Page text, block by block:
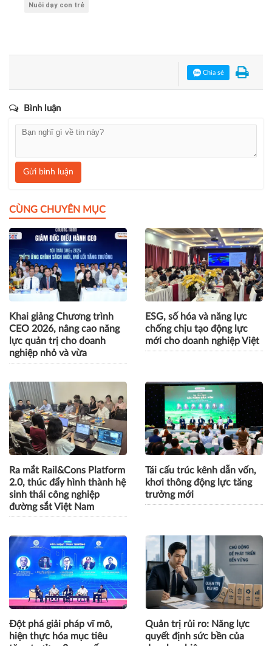
Nuôi dạy con trẻ
Chia sẻ
Bình luận
Gửi bình luận
CÙNG CHUYÊN MỤC
Khai giảng Chương trình
CEO 2026, nâng cao năng
lực quản trị cho doanh
nghiệp nhỏ và vừa
ESG, số hóa và năng lực
chống chịu tạo động lực
mới cho doanh nghiệp Việt
Ra mắt Rail&Cons Platform
2.0, thúc đẩy hình thành hệ
sinh thái công nghiệp
đường sắt Việt Nam
Tái cấu trúc kênh dẫn vốn,
khơi thông động lực tăng
trưởng mới
Đột phá giải pháp vĩ mô,
hiện thực hóa mục tiêu
Quản trị rủi ro: Năng lực
quyết định sức bền của